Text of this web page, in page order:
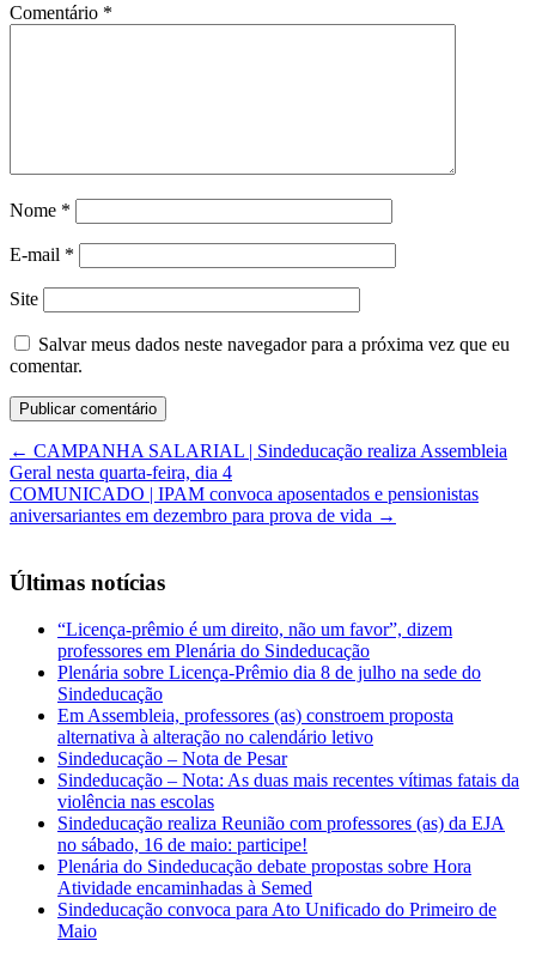
Comentário *
Nome *
E-mail *
Site
Salvar meus dados neste navegador para a próxima vez que eu
comentar.
← CAMPANHA SALARIAL | Sindeducação realiza Assembleia
Geral nesta quarta-feira, dia 4
COMUNICADO | IPAM convoca aposentados e pensionistas
aniversariantes em dezembro para prova de vida →
Últimas notícias
“Licença-prêmio é um direito, não um favor”, dizem
professores em Plenária do Sindeducação
Plenária sobre Licença-Prêmio dia 8 de julho na sede do
Sindeducação
Em Assembleia, professores (as) constroem proposta
alternativa à alteração no calendário letivo
Sindeducação – Nota de Pesar
Sindeducação – Nota: As duas mais recentes vítimas fatais da
violência nas escolas
Sindeducação realiza Reunião com professores (as) da EJA
no sábado, 16 de maio: participe!
Plenária do Sindeducação debate propostas sobre Hora
Atividade encaminhadas à Semed
Sindeducação convoca para Ato Unificado do Primeiro de
Maio